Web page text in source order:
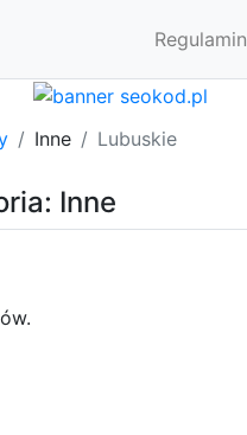
Regulamin
Inne Lubuskie
Inne